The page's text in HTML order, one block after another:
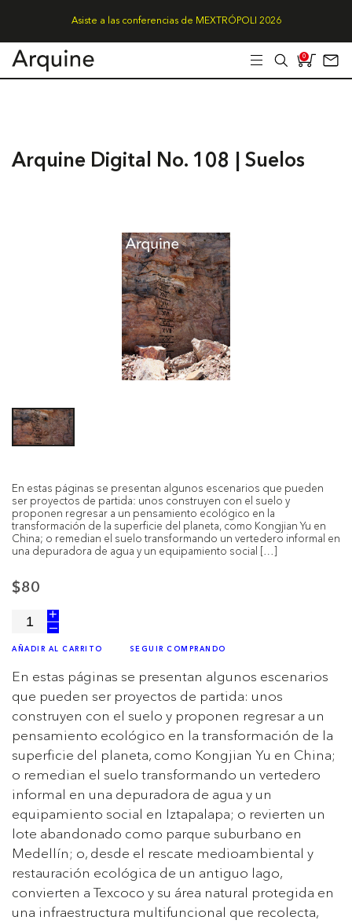
Asiste a las conferencias de MEXTRÓPOLI 2026
0
Arquine Digital No. 108 | Suelos
$80
–
+
AÑADIR AL CARRITO SEGUIR COMPRANDO
En estas páginas se presentan algunos escenarios que pueden
ser proyectos de partida: unos construyen con el suelo y
proponen regresar a un pensamiento ecológico en la
transformación de la superficie del planeta, como Kongjian Yu en
China; o remedian el suelo transformando un vertedero informal en
una depuradora de agua y un equipamiento social […]
En estas páginas se presentan algunos escenarios
que pueden ser proyectos de partida: unos
construyen con el suelo y proponen regresar a un
pensamiento ecológico en la transformación de la
superficie del planeta, como Kongjian Yu en China;
o remedian el suelo transformando un vertedero
informal en una depuradora de agua y un
equipamiento social en Iztapalapa; o revierten un
lote abandonado como parque suburbano en
Medellín; o, desde el rescate medioambiental y
restauración ecológica de un antiguo lago,
convierten a Texcoco y su área natural protegida en
una infraestructura multifuncional que recolecta,